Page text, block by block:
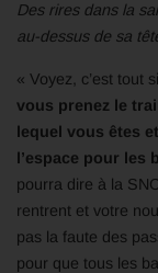
Des rires dans la
au-dessus de sa
« Voyez, c’est tout
vous prenez le
lequel vous êtes
l’espace pour les
pourra dire à la
rentrent et votre
pas la faute des
pour que tous les